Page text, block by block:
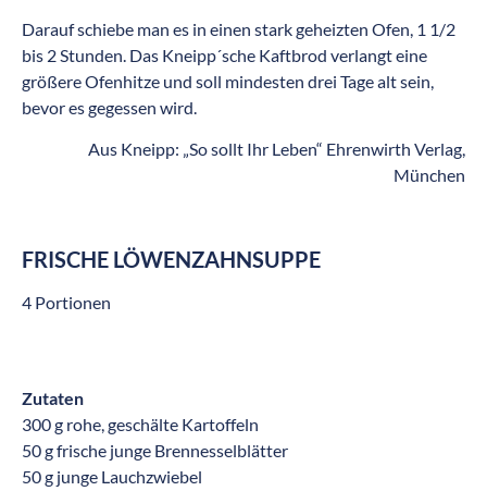
Darauf schiebe man es in einen stark geheizten Ofen, 1 1/2
bis 2 Stunden. Das Kneipp´sche Kaftbrod verlangt eine
größere Ofenhitze und soll mindesten drei Tage alt sein,
bevor es gegessen wird.
Aus Kneipp: „So sollt Ihr Leben“ Ehrenwirth Verlag,
München
FRISCHE LÖWENZAHNSUPPE
4 Portionen
Zutaten
300 g rohe, geschälte Kartoffeln
50 g frische junge Brennesselblätter
50 g junge Lauchzwiebel